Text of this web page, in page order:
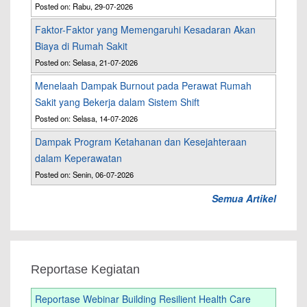
Posted on: Rabu, 29-07-2026
Faktor-Faktor yang Memengaruhi Kesadaran Akan
Biaya di Rumah Sakit
Posted on: Selasa, 21-07-2026
Menelaah Dampak Burnout pada Perawat Rumah
Sakit yang Bekerja dalam Sistem Shift
Posted on: Selasa, 14-07-2026
Dampak Program Ketahanan dan Kesejahteraan
dalam Keperawatan
Posted on: Senin, 06-07-2026
Semua Artikel
Reportase Kegiatan
Reportase Webinar Building Resilient Health Care